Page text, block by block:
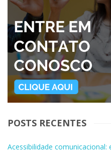
POSTS RECENTES
Acessibilidade